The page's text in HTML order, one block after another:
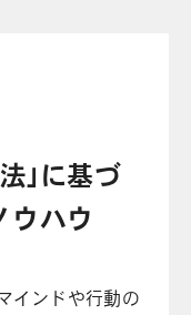
」に基づ
ウハウ
インドや行動の